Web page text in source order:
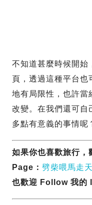
不知道甚麼時候開
頁，透過這種平台也
地有局限性，也許當
改變。在我們還可自
多點有意義的事情呢
如果你也喜歡旅行
Page： 劈柴喂馬走
也歡迎 Follow 我的